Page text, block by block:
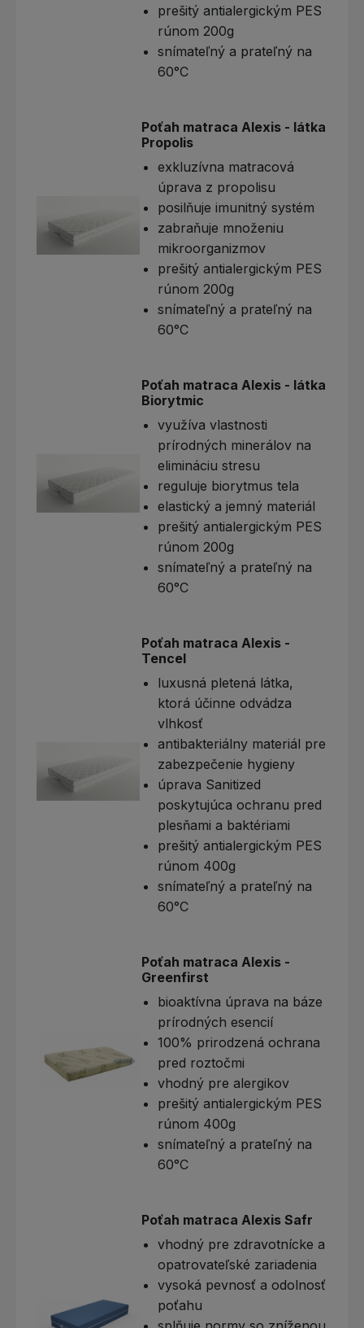
prešitý antialergickým PES
rúnom 200g
snímateľný a prateľný na
60°C
Poťah matraca Alexis - látka
Propolis
exkluzívna matracová
úprava z propolisu
posilňuje imunitný systém
zabraňuje množeniu
mikroorganizmov
prešitý antialergickým PES
rúnom 200g
snímateľný a prateľný na
60°C
Poťah matraca Alexis - látka
Biorytmic
využíva vlastnosti
prírodných minerálov na
elimináciu stresu
reguluje biorytmus tela
elastický a jemný materiál
prešitý antialergickým PES
rúnom 200g
snímateľný a prateľný na
60°C
Poťah matraca Alexis -
Tencel
luxusná pletená látka,
ktorá účinne odvádza
vlhkosť
antibakteriálny materiál pre
zabezpečenie hygieny
úprava Sanitized
poskytujúca ochranu pred
plesňami a baktériami
prešitý antialergickým PES
rúnom 400g
snímateľný a prateľný na
60°C
Poťah matraca Alexis -
Greenfirst
bioaktívna úprava na báze
prírodných esencií
100% prirodzená ochrana
pred roztočmi
vhodný pre alergikov
prešitý antialergickým PES
rúnom 400g
snímateľný a prateľný na
60°C
Poťah matraca Alexis Safr
vhodný pre zdravotnícke a
opatrovateľské zariadenia
vysoká pevnosť a odolnosť
poťahu